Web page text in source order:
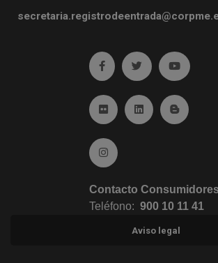
Ir a facebook (abre en
Ir a twitter (abre
Ir a
Ir a Flickr (abre en
Ir a Linkedin
Ir al
Ir a Instagram (abre en
Contacto Consumidores
Teléfono: 900 10 11 41
Aviso legal